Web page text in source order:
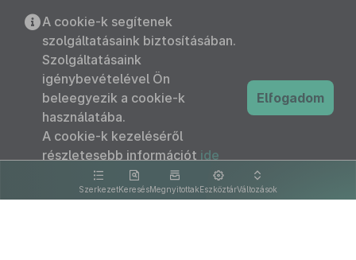
SzerkezetKeresésMegnyitottakEszköztárVáltozások
A cookie-k segítenek
szolgáltatásaink biztosításában.
Szolgáltatásaink
igénybevételével Ön
beleegyezik a cookie-k
használatába.
A cookie-k kezeléséről
részletesebb információt ide
kattintva olvashat.
Elfogadom